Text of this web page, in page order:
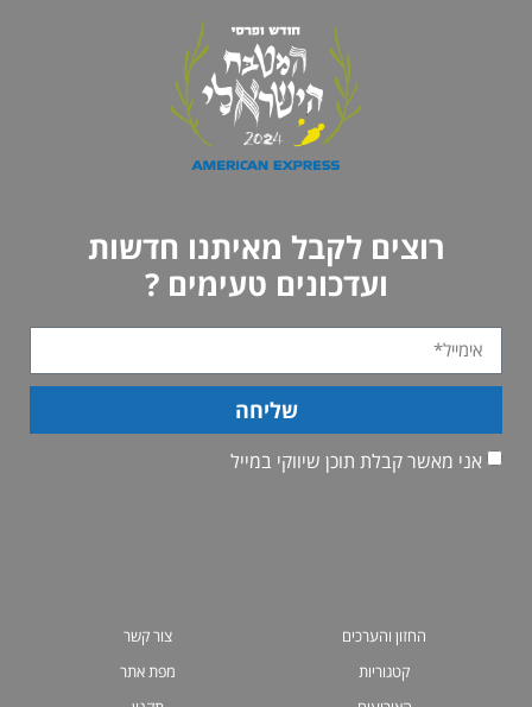
רוצים לקבל מאיתנו חדשות
ועדכונים טעימים ?
אני מאשר קבלת תוכן שיווקי במייל
שליחה
החזון והערכים
קטגוריות
צור קשר
מפת אתר